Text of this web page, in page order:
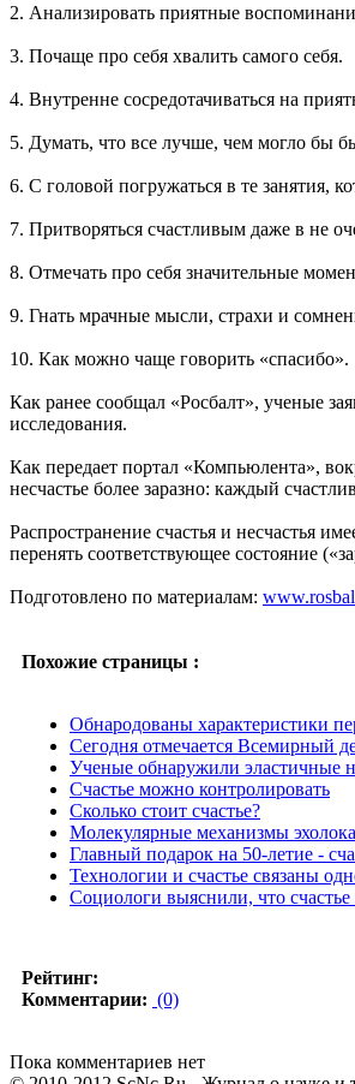
2. Анализировать приятные
3. Почаще про себя хвалить самого себя.
4. Внутренне сосредотачиваться на
5. Думать, что все лучше, чем могло бы
6. С головой погружаться в те занятия,
7. Притворяться счастливым даже в не
8. Отмечать про себя значительные
9. Гнать мрачные мысли, страхи и
10. Как можно чаще говорить «спасибо».
Как ранее сообщал «Росбалт», ученые
исследования.
Как передает портал «Компьюлента»,
несчастье более заразно: каждый
Распространение счастья и несчастья
перенять соответствующее состояние
Подготовлено по материалам:
Похожие страницы :
Обнародованы характеристики
Сегодня отмечается Всемирный
Ученые обнаружили эластичные
Счастье можно контролировать
Сколько стоит счастье?
Молекулярные механизмы
Главный подарок на 50-летие -
Технологии и счастье связаны
Социологи выяснили, что счастье
Рейтинг:
Комментарии: (0)
Пока комментариев нет